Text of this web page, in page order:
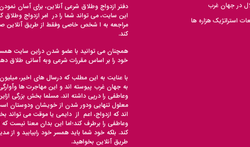
در جهان غرب
استراتژیک هزاره ها
دفتر ازدواج وطلاق شرعی آنلاین، برای آسان
این سایت، می تواند شما را در امر ازدواج وطلاق
مراجعه به ا شخص خاصی وفقط از طریق آنلاین
کند.
همچنان می توانید با عضو شدن دراین سایت
خود را بر اساس مقررات شرعی وبه آسانی طلاق
با عنایت به این مطلب که درسال های اخیر،
به جهان غرب پیوسته اند و این مهاجرت ها
وعاطفی را درپی داشته اند. مسلما بخش بزرگی
معلول تنهایی ودور شدن از خویشان ودوستان
اند که ازدواج، اعم از دایمی یا موقت می تواند
وعاطفی را برطرف کند؛اما این بدان معنا نیست
کند. بلکه خود شما باید همسر خود رابیابید و از
طریق آنلاین بخواهید.